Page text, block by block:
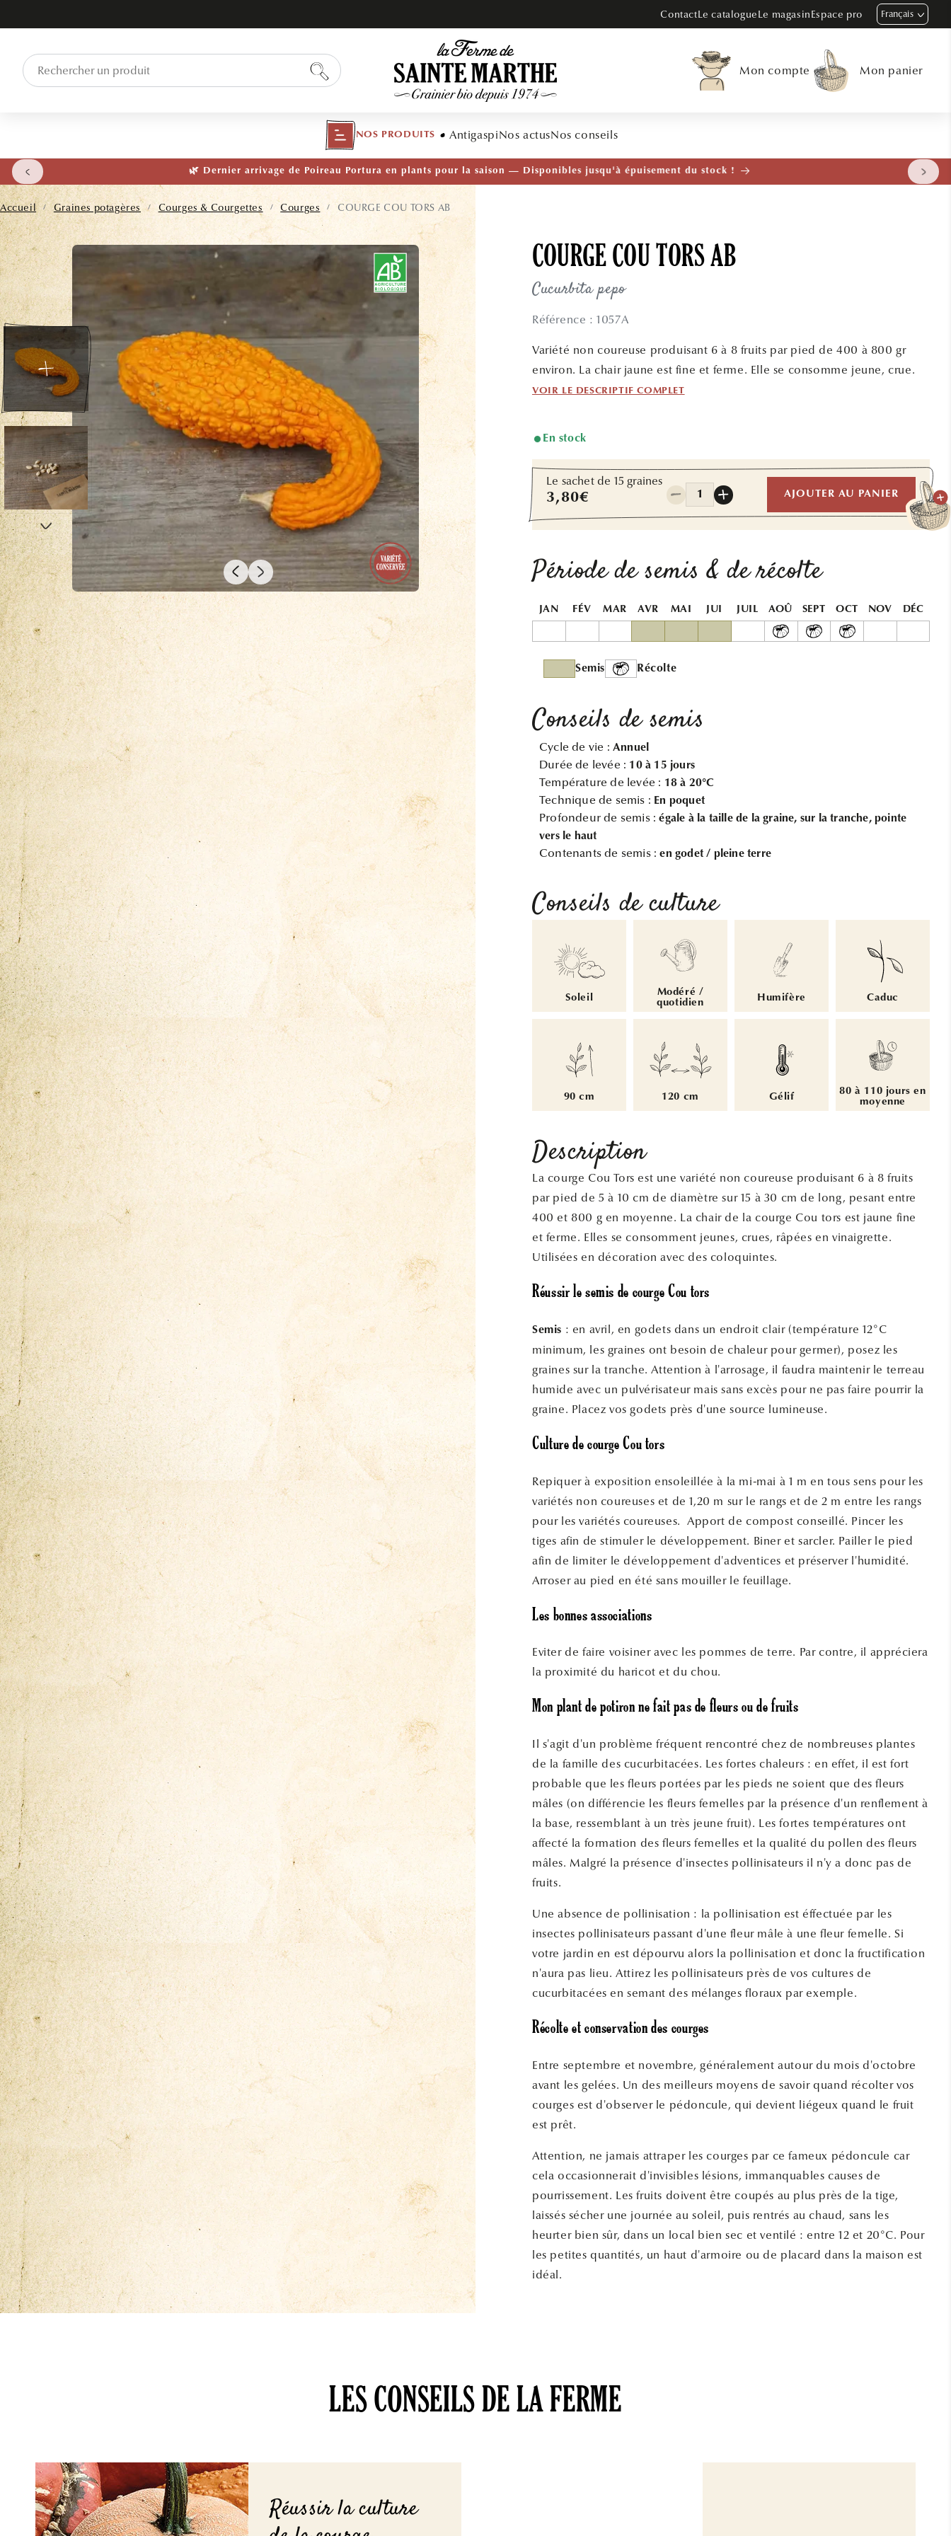
ContactLe catalogueLe magasinEspace pro Français
Mon compte Mon panier
NOS PRODUITS AntigaspiNos actusNos conseils
🌱 NOUVEAUTÉ — Ail Rocambole AB · Lot de 10 bulbilles · En stock maintenant
Accueil / Graines potagères / Courges & Courgettes / Courges / COURGE COU TORS AB
PASSER AUX
PRODUITS
COURGE COU TORS AB
Cucurbita pepo
Référence : 1057A
Variété non coureuse produisant 6 à 8 fruits par pied de 400 à 800 gr
environ. La chair jaune est fine et ferme. Elle se consomme jeune, crue.
VOIR LE DESCRIPTIF COMPLET
En stock
Le sachet de 15 graines
Prix
habituel
3,80€
Quantité
Réduire
la
quantité
COURGE
COU
AB
Augmenter
la
quantité
COURGE
COU
AB
AJOUTER AU PANIER
Période de semis & de récolte
JAN FÉV MAR AVR MAI JUI JUIL AOÛ SEPT OCT NOV DÉC
Semis Récolte
Conseils de semis
Cycle de vie : Annuel
Durée de levée : 10 à 15 jours
Température de levée : 18 à 20°C
Technique de semis : En poquet
Profondeur de semis :égale à la taille de la graine, sur la tranche, pointe
vers le haut
Contenants de semis :en godet / pleine terre
Conseils de culture
Soleil
Modéré /
quotidien
Humifère Caduc
90 cm 120 cm Gélif
80 à 110 jours en
moyenne
Description
La courge Cou Tors est une variété non coureuse produisant 6 à 8 fruits
par pied de 5 à 10 cm de diamètre sur 15 à 30 cm de long, pesant entre
400 et 800 g en moyenne. La chair de la courge Cou tors est jaune fine
et ferme. Elles se consomment jeunes, crues, râpées en vinaigrette.
Utilisées en décoration avec des coloquintes.
Réussir le semis de courge Cou tors
Semis : en avril, en godets dans un endroit clair (température 12°C
minimum, les graines ont besoin de chaleur pour germer), posez les
graines sur la tranche. Attention à l'arrosage, il faudra maintenir le terreau
humide avec un pulvérisateur mais sans excès pour ne pas faire pourrir la
graine. Placez vos godets près d'une source lumineuse.
Culture de courge Cou tors
Repiquer à exposition ensoleillée à la mi-mai à 1 m en tous sens pour les
variétés non coureuses et de 1,20 m sur le rangs et de 2 m entre les rangs
pour les variétés coureuses. Apport de compost conseillé. Pincer les
tiges afin de stimuler le développement. Biner et sarcler. Pailler le pied
afin de limiter le développement d'adventices et préserver l'humidité.
Arroser au pied en été sans mouiller le feuillage.
Les bonnes associations
Eviter de faire voisiner avec les pommes de terre. Par contre, il appréciera
la proximité du haricot et du chou.
Mon plant de potiron ne fait pas de fleurs ou de fruits
Il s'agit d'un problème fréquent rencontré chez de nombreuses plantes
de la famille des cucurbitacées. Les fortes chaleurs : en effet, il est fort
probable que les fleurs portées par les pieds ne soient que des fleurs
mâles (on différencie les fleurs femelles par la présence d'un renflement à
la base, ressemblant à un très jeune fruit). Les fortes températures ont
affecté la formation des fleurs femelles et la qualité du pollen des fleurs
mâles. Malgré la présence d'insectes pollinisateurs il n'y a donc pas de
fruits.
Une absence de pollinisation : la pollinisation est éffectuée par les
insectes pollinisateurs passant d'une fleur mâle à une fleur femelle. Si
votre jardin en est dépourvu alors la pollinisation et donc la fructification
n'aura pas lieu. Attirez les pollinisateurs près de vos cultures de
cucurbitacées en semant des mélanges floraux par exemple.
Récolte et conservation des courges
Entre septembre et novembre, généralement autour du mois d'octobre
avant les gelées. Un des meilleurs moyens de savoir quand récolter vos
courges est d'observer le pédoncule, qui devient liégeux quand le fruit
est prêt.
Attention, ne jamais attraper les courges par ce fameux pédoncule car
cela occasionnerait d'invisibles lésions, immanquables causes de
pourrissement. Les fruits doivent être coupés au plus près de la tige,
laissés sécher une journée au soleil, puis rentrés au chaud, sans les
heurter bien sûr, dans un local bien sec et ventilé : entre 12 et 20°C. Pour
les petites quantités, un haut d'armoire ou de placard dans la maison est
idéal.
LES CONSEILS DE LA FERME
Réussir la culture